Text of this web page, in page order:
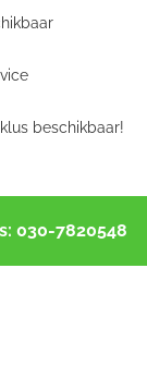
beschikbaar!
030-7820548